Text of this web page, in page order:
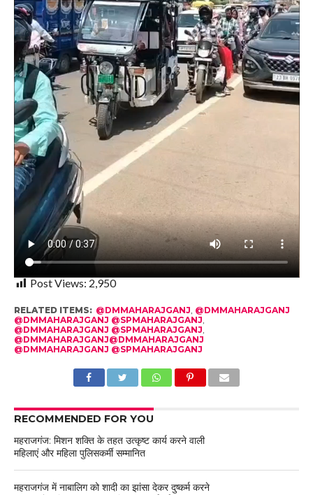
Post Views: 2,950
RELATED ITEMS: @DMMAHARAJGANJ, @DMMAHARAJGANJ
@DMMAHARAJGANJ @SPMAHARAJGANJ,
@DMMAHARAJGANJ @SPMAHARAJGANJ,
@DMMAHARAJGANJ@DMMAHARAJGANJ
@DMMAHARAJGANJ @SPMAHARAJGANJ
RECOMMENDED FOR YOU
महराजगंज: मिशन शक्ति के तहत उत्कृष्ट कार्य करने वाली
महिलाएं और महिला पुलिसकर्मी सम्मानित
महराजगंज में नाबालिग को शादी का झांसा देकर दुष्कर्म करने